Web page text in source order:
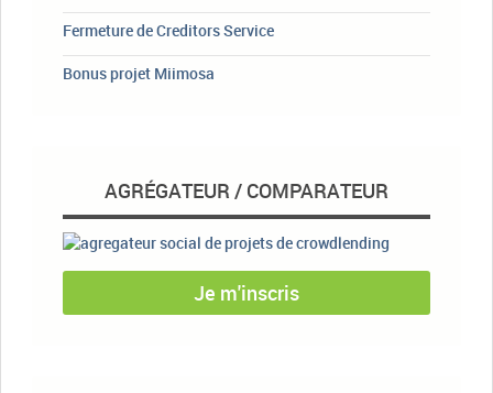
Fermeture de Creditors Service
Bonus projet Miimosa
AGRÉGATEUR / COMPARATEUR
Je m'inscris